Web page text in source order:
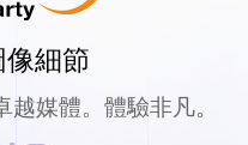
細節
媒體。體驗非凡。